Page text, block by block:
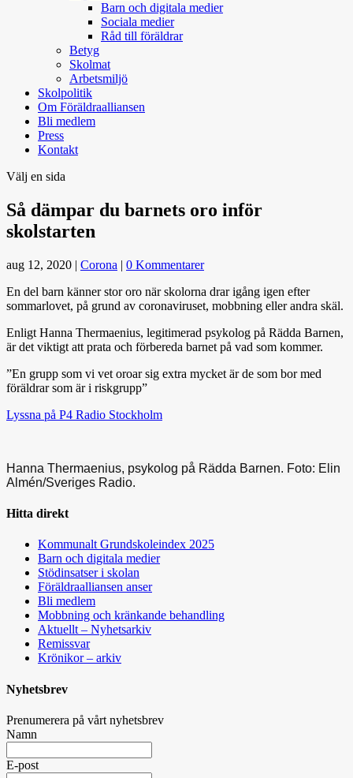
Barn och digitala medier
Sociala medier
Råd till föräldrar
Betyg
Skolmat
Arbetsmiljö
Skolpolitik
Om Föräldraalliansen
Bli medlem
Press
Kontakt
Välj en sida
Så dämpar du barnets oro inför
skolstarten
aug 12, 2020 | Corona | 0 Kommentarer
En del barn känner stor oro när skolorna drar igång igen efter
sommarlovet, på grund av coronaviruset, mobbning eller andra skäl.
Enligt Hanna Thermaenius, legitimerad psykolog på Rädda Barnen,
är det viktigt att prata och förbereda barnet på vad som kommer.
”En grupp som vi vet oroar sig extra mycket är de som bor med
föräldrar som är i riskgrupp”
Lyssna på P4 Radio Stockholm
Hanna Thermaenius, psykolog på Rädda Barnen. Foto: Elin
Almén/Sveriges Radio.
Hitta direkt
Kommunalt Grundskoleindex 2025
Barn och digitala medier
Stödinsatser i skolan
Föräldraalliansen anser
Bli medlem
Mobbning och kränkande behandling
Aktuellt – Nyhetsarkiv
Remissvar
Krönikor – arkiv
Nyhetsbrev
Prenumerera på vårt nyhetsbrev
Namn
E-post